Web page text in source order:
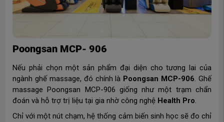
Poongsan MCP- 906
Nếu phải chọn một sản phẩm đại diện cho tương lai của
ngành ghế massage, đó chính là Poongsan MCP-906. Ghế
massage Poongsan MCP-906 giống như một trạm chẩn
đoán và hỗ trợ trị liệu tại gia nhờ công nghệ Health Pro.
Chỉ với một nút chạm, hệ thống cảm biến sinh học sẽ đo chỉ